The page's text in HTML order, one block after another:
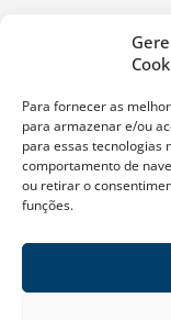
Para fornecer as
para armazenar e/ou
para essas tecnologias
comportamento de
ou retirar o
funções.
© Riviera de São